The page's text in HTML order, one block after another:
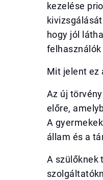
kezelése
hogy jól
Mit jelent ez
Az új
előre,
A
állam és a
A szülőknek